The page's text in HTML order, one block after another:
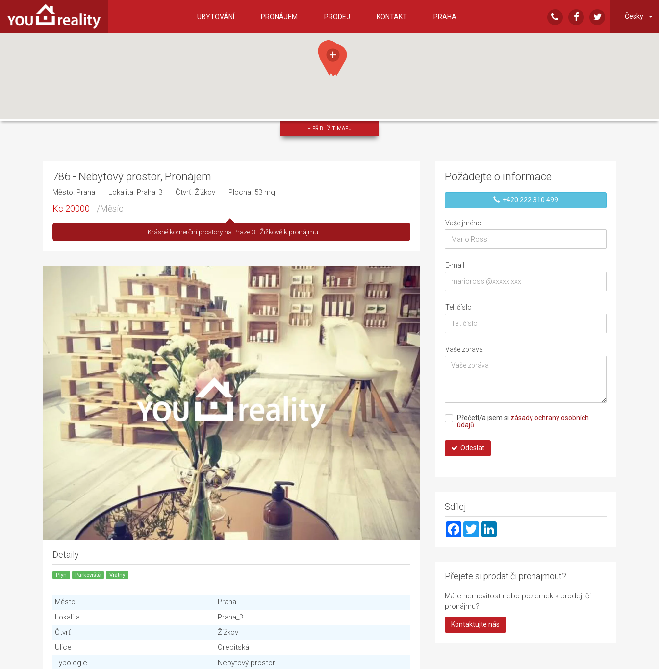
UBYTOVÁNÍ PRONÁJEM PRODEJ KONTAKT PRAHA Česky
+ PŘIBLÍŽIT MAPU
786 - Nebytový prostor, Pronájem
Město: Praha Lokalita: Praha_3 Čtvrť: Žižkov Plocha: 53 mq
Kc 20000 /Měsíc
Krásné komerční prostory na Praze 3 - Žižkově k pronájmu
Detaily
Plyn Parkoviště Vrátný
Město
Praha
Lokalita
Praha_3
Čtvrť
Žižkov
Ulice
Orebitská
Typologie
Nebytový prostor
Požádejte o informace
+420 222 310 499
Vaše jméno
E-mail
Tel. číslo
Vaše zpráva
Přečetl/a jsem si zásady ochrany osobních
údajů
Odeslat
Sdílej
Facebook
Twitter
Přejete si prodat či pronajmout?
Máte nemovitost nebo pozemek k prodeji či
pronájmu?
Kontaktujte nás